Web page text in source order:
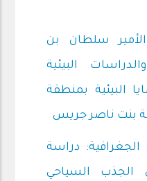
سلطان بن
البيئية
البيئية بمنطقة
بنت ناصر جريس
دراسة
الجذب السياحي